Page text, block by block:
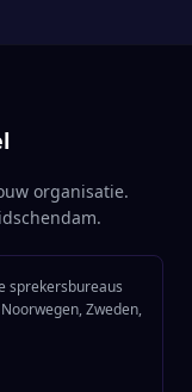
organisatie.
sprekersbureaus
Zweden,